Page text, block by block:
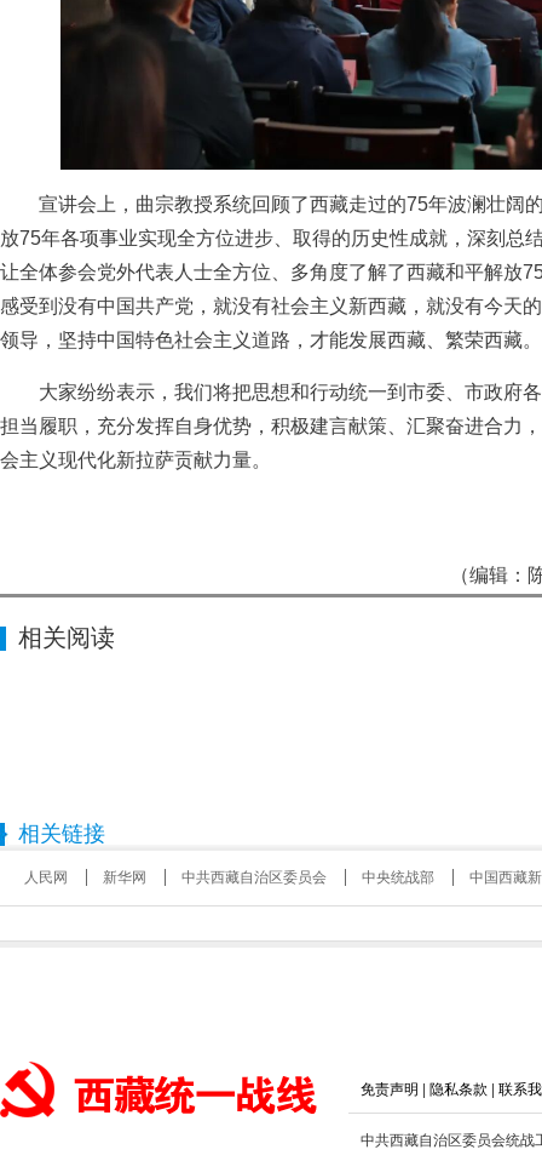
宣讲会上，曲宗教授系统回顾了西藏走过的75年波澜壮阔
放75年各项事业实现全方位进步、取得的历史性成就，深刻总
让全体参会党外代表人士全方位、多角度了解了西藏和平解放
感受到没有中国共产党，就没有社会主义新西藏，就没有今天
领导，坚持中国特色社会主义道路，才能发展西藏、繁荣西藏。
大家纷纷表示，我们将把思想和行动统一到市委、市政府
担当履职，充分发挥自身优势，积极建言献策、汇聚奋进合力
会主义现代化新拉萨贡献力量。
（编辑：
相关阅读
相关链接
人民网 新华网 中共西藏自治区委员会 中央统战部 中国西藏
免责声明 隐私条款 联系
中共西藏自治区委员会统